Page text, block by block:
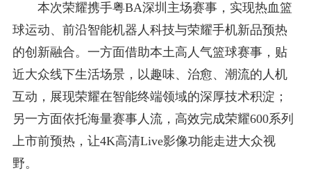
本次荣耀携手粤BA深圳主场赛事，实现热血篮
球运动、前沿智能机器人科技与荣耀手机新品预热
的创新融合。一方面借助本土高人气篮球赛事，贴
近大众线下生活场景，以趣味、治愈、潮流的人机
互动，展现荣耀在智能终端领域的深厚技术积淀；
另一方面依托海量赛事人流，高效完成荣耀600系列
上市前预热，让4K高清Live影像功能走进大众视
野。